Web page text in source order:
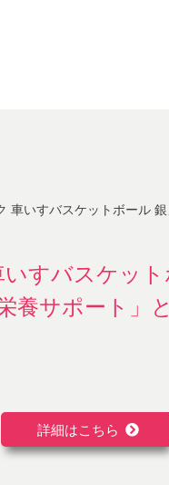
ケットボール 銀メダリスト・藤本
すバスケッ
養サポート」
詳細はこちら